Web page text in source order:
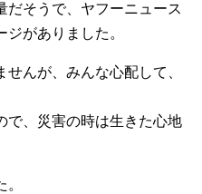
だそうで、ヤフーニュース
がありました。
んが、みんな心配して、
で、災害の時は生きた心地